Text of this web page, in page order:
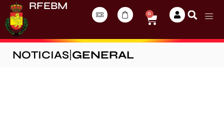
RFEBM
0
NOTICIAS GENERAL